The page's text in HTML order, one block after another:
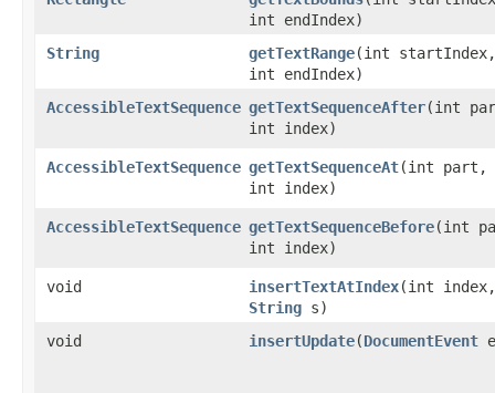
int endIndex)
String
getTextRange(int startIndex,
int endIndex)
AccessibleTextSequence getTextSequenceAfter(int
int index)
AccessibleTextSequence getTextSequenceAt(int part,
int index)
AccessibleTextSequence getTextSequenceBefore(int
int index)
void insertTextAtIndex(int index,
String s)
void
insertUpdate(DocumentEvent